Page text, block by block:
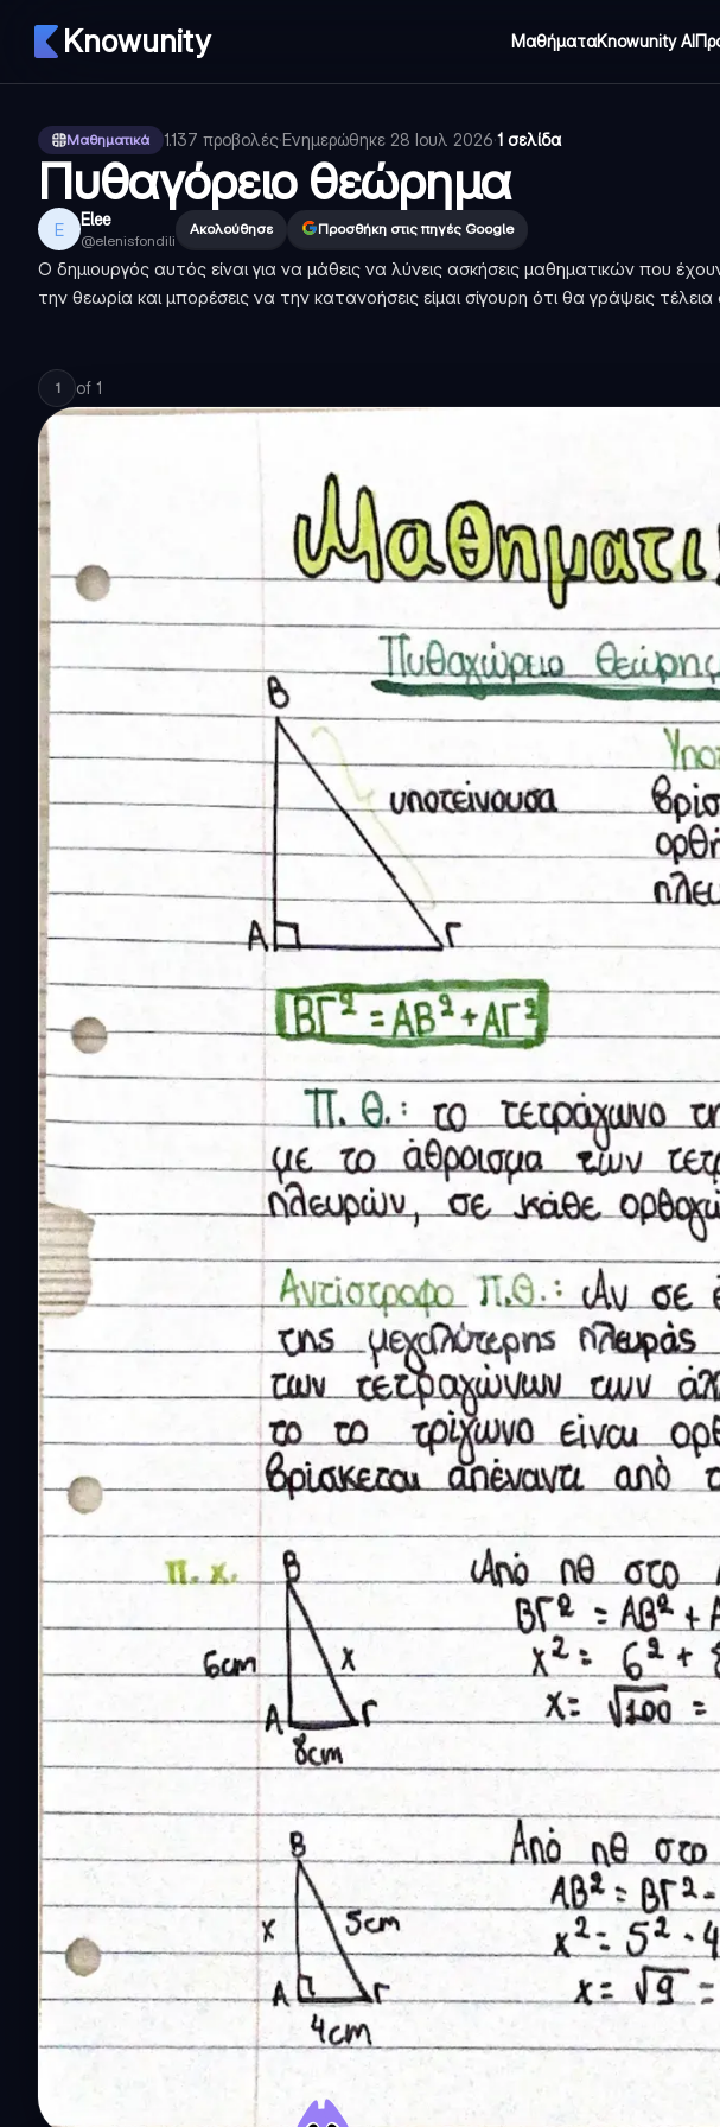
Knowunity ΜαθήματαKnowunity AI
Μαθηματικά 1.137 προβολές·Ενημερώθηκε 28 Ιουλ 2026·1 σελίδα
Πυθαγόρειο θεώρημα
E Elee
@elenisfondili
Ακολούθησε Προσθήκη στις πηγές Google
Ο δημιουργός αυτός είναι για να μάθεις να λύνεις ασκήσεις μαθηματικών που
την θεωρία και μπορέσεις να την κατανοήσεις είμαι σίγουρη ότι θα γράψεις
1 of 1